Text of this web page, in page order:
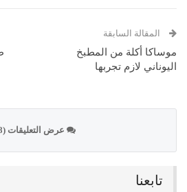
المقالة السابقة
موساكا أكلة من المطبخ
اليوناني لازم تجربها
عرض التعليقات (18)
تابعنا